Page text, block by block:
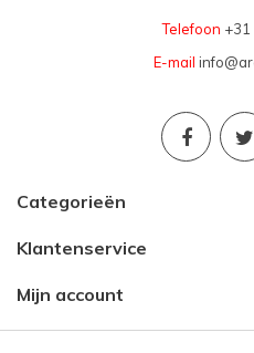
Telefoon
E-mail
Categorieën
Klantenservice
Mijn account